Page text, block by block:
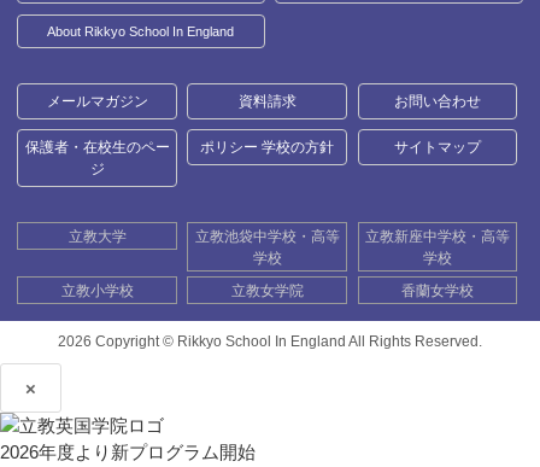
About Rikkyo School In England
メールマガジン 資料請求 お問い合わせ
保護者・在校生のペー
ジ
ポリシー 学校の方針 サイトマップ
立教大学
立教池袋中学校・高等
学校
立教新座中学校・高等
学校
立教小学校
立教女学院 香蘭女学校
2026 Copyright © Rikkyo School In England All Rights Reserved.
×
2026年度より新プログラム開始